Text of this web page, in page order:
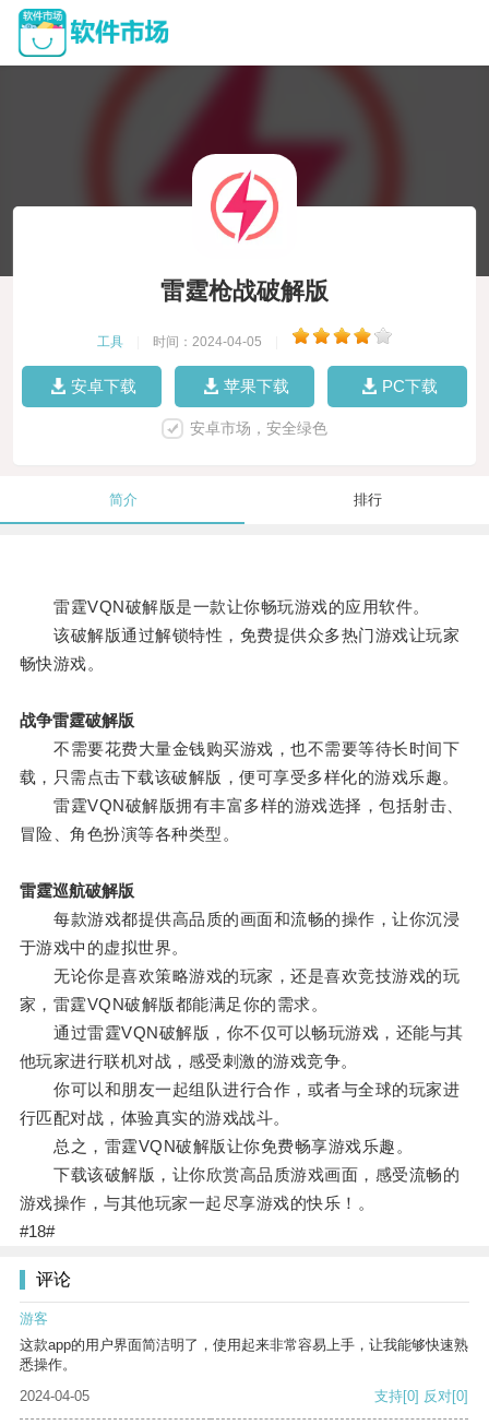
雷霆枪战破解版
工具 时间：2024-04-05
安卓下载 苹果下载 PC下载
安卓市场，安全绿色
简介 排行
雷霆VQN破解版是一款让你畅玩游戏的应用软件。
该破解版通过解锁特性，免费提供众多热门游戏让玩家
畅快游戏。
战争雷霆破解版
不需要花费大量金钱购买游戏，也不需要等待长时间下
载，只需点击下载该破解版，便可享受多样化的游戏乐趣。
雷霆VQN破解版拥有丰富多样的游戏选择，包括射击、
冒险、角色扮演等各种类型。
雷霆巡航破解版
每款游戏都提供高品质的画面和流畅的操作，让你沉浸
于游戏中的虚拟世界。
无论你是喜欢策略游戏的玩家，还是喜欢竞技游戏的玩
家，雷霆VQN破解版都能满足你的需求。
通过雷霆VQN破解版，你不仅可以畅玩游戏，还能与其
他玩家进行联机对战，感受刺激的游戏竞争。
你可以和朋友一起组队进行合作，或者与全球的玩家进
行匹配对战，体验真实的游戏战斗。
总之，雷霆VQN破解版让你免费畅享游戏乐趣。
下载该破解版，让你欣赏高品质游戏画面，感受流畅的
游戏操作，与其他玩家一起尽享游戏的快乐！。
#18#
评论
游客
这款app的用户界面简洁明了，使用起来非常容易上手，让我能够快速熟
悉操作。
2024-04-05
支持[0] 反对[0]